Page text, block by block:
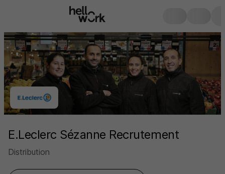
E.Leclerc Sézanne Recrutement
Distribution